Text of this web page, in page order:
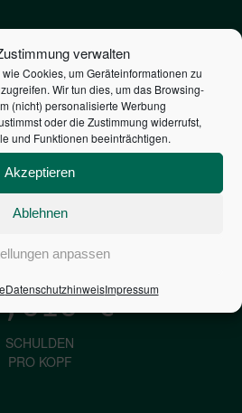
verwalten
Cookies, um Geräteinformationen zu
Wir tun dies, um das Browsing-
(nicht) personalisierte Werbung
oder die Zustimmung widerrufst,
und Funktionen beeinträchtigen.
Akzeptieren
Ablehnen
anpassen
DatenschutzhinweisImpressum
€
ZINSEN
SEKUNDE
€
SCHULDEN
PRO KOPF